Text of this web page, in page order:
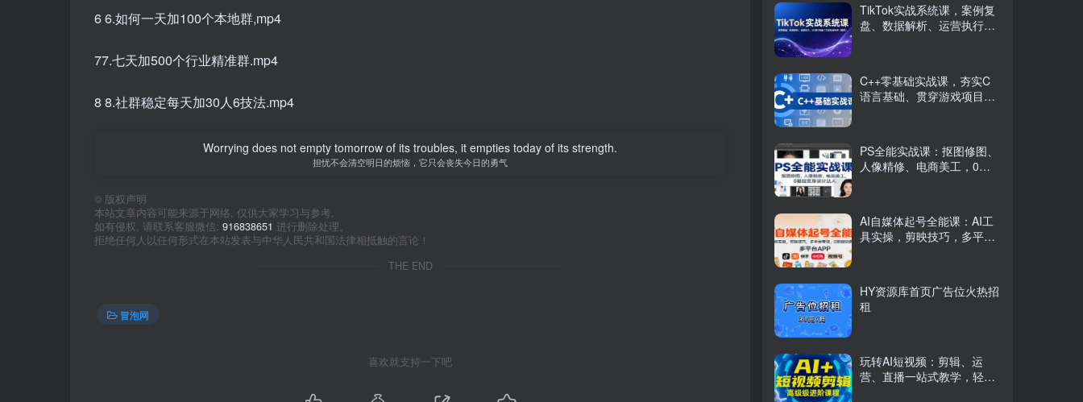
6 6.如何一天加100个本地群,mp4
77.七天加500个行业精准群.mp4
8 8.社群稳定每天加30人6技法.mp4
Worrying does not empty tomorrow of its troubles, it empties today of its strength.
担忧不会清空明日的烦恼，它只会丧失今日的勇气
© 版权声明
本站文章内容可能来源于网络, 仅供大家学习与参考,
如有侵权, 请联系客服微信: 916838651 进行删除处理。
拒绝任何人以任何形式在本站发表与中华人民共和国法律相抵触的言论！
THE END
冒泡网
喜欢就支持一下吧
TikTok实战系统课，案例复
盘、数据解析、运营执行，
C++零基础实战课，夯实C
语言基础、贯穿游戏项目、
PS全能实战课：抠图修图、
人像精修、电商美工，0基
AI自媒体起号全能课：AI工
具实操，剪映技巧，多平台
HY资源库首页广告位火热招
租
玩转AI短视频：剪辑、运
营、直播一站式教学，轻松